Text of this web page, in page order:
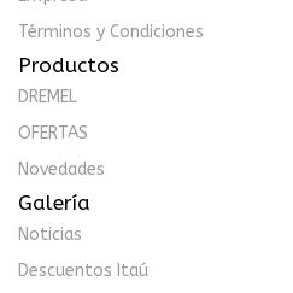
Términos y Condiciones
Productos
DREMEL
OFERTAS
Novedades
Galería
Noticias
Descuentos Itaú